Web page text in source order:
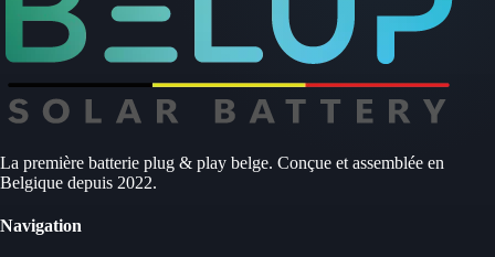
La première batterie plug & play belge. Conçue et assemblée en
Belgique depuis 2022.
Navigation